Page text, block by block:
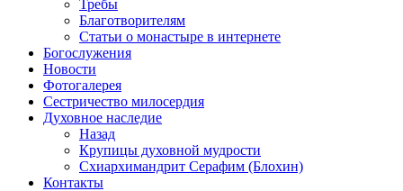
Требы
Благотворителям
Статьи о монастыре в интернете
Богослужения
Новости
Фотогалерея
Сестричество милосердия
Духовное наследие
Назад
Крупицы духовной мудрости
Схиархимандрит Серафим (Блохин)
Контакты